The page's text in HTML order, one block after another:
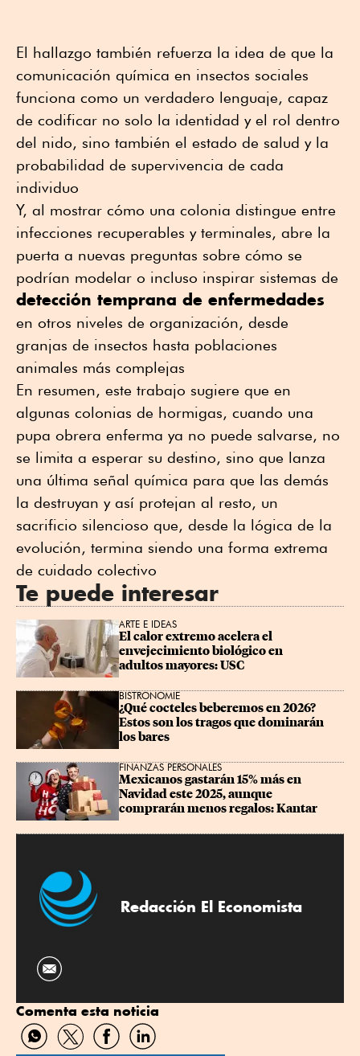
El hallazgo también refuerza la idea de que la
comunicación química en insectos sociales
funciona como un verdadero lenguaje, capaz
de codificar no solo la identidad y el rol dentro
del nido, sino también el estado de salud y la
probabilidad de supervivencia de cada
individuo
Y, al mostrar cómo una colonia distingue entre
infecciones recuperables y terminales, abre la
puerta a nuevas preguntas sobre cómo se
podrían modelar o incluso inspirar sistemas de
detección temprana de enfermedades
en otros niveles de organización, desde
granjas de insectos hasta poblaciones
animales más complejas
En resumen, este trabajo sugiere que en
algunas colonias de hormigas, cuando una
pupa obrera enferma ya no puede salvarse, no
se limita a esperar su destino, sino que lanza
una última señal química para que las demás
la destruyan y así protejan al resto, un
sacrificio silencioso que, desde la lógica de la
evolución, termina siendo una forma extrema
de cuidado colectivo
Te puede interesar
ARTE E IDEAS
El calor extremo acelera el
envejecimiento biológico en
adultos mayores: USC
BISTRONOMIE
¿Qué cocteles beberemos en 2026?
Estos son los tragos que dominarán
los bares
FINANZAS PERSONALES
Mexicanos gastarán 15% más en
Navidad este 2025, aunque
comprarán menos regalos: Kantar
Redacción El Economista
Comenta esta noticia
CompartirCompartirCompartirCompartir